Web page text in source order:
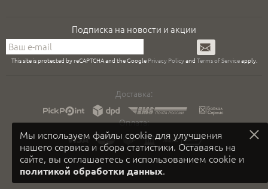
Мы используем файлы cookie для улучшения
нашего сервиса и сбора статистики. Оставаясь на
сайте, вы соглашаетесь с использованием cookie и
политикой обработки данных.
Подписка на новости и акции
Подписаться
This site is protected by reCAPTCHA and the Google Privacy Policyand Terms of Serviceapply.
Доставка:
Оплата: